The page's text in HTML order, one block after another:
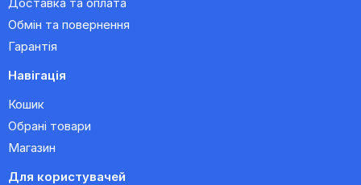
Обмін та повернення
Гарантія
Навігація
Кошик
Обрані товари
Магазин
Для користувачей